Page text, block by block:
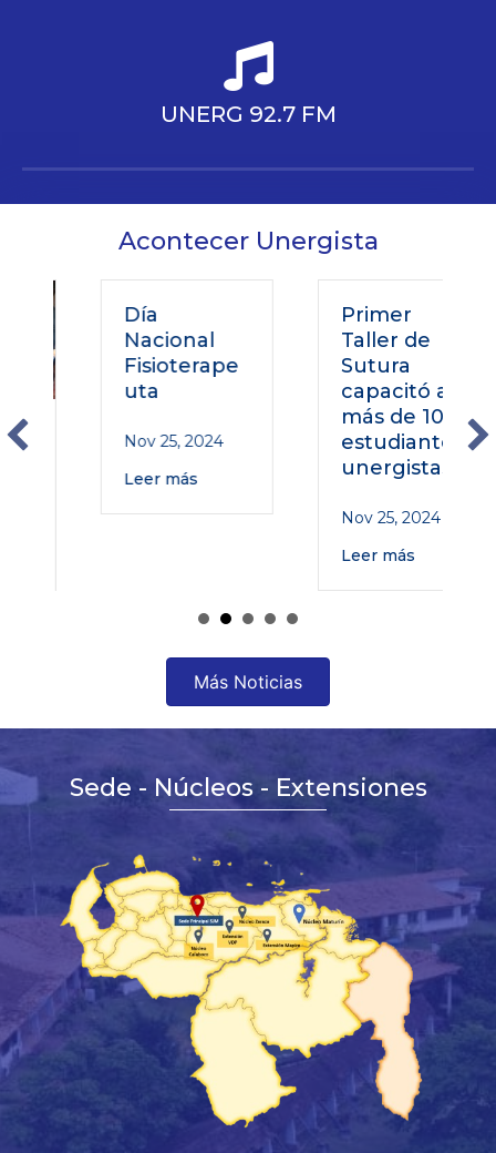
UNERG 92.7 FM
Acontecer Unergista
Nacional
Fisioterape
uta
Nov 25, 2024
Leer más
Primer
Taller de
Sutura
capacitó a
más de 100
estudiantes
unergistas
Nov 25, 2024
Leer más
Más Noticias
Sede - Núcleos - Extensiones